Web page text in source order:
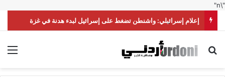
"\n"
إعلام إسرائيلي: واشنطن تضغط على إسرائيل لبدء هدنة في غزة
بحث عن